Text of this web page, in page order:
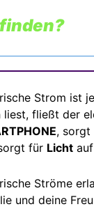
Strom ist
fließt der
, sorgt
für Licht
Ströme
und deine